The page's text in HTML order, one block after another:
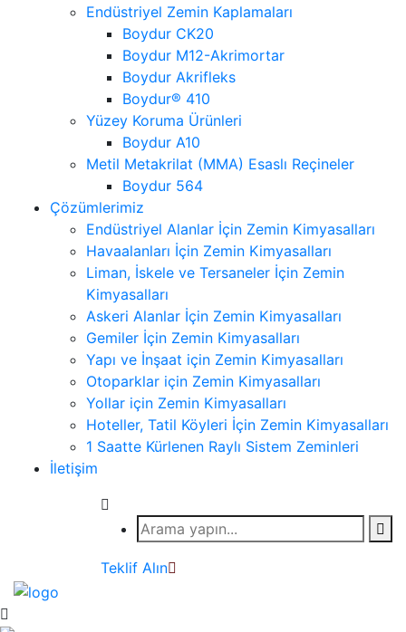
Endüstriyel Zemin Kaplamaları
Boydur CK20
Boydur M12-Akrimortar
Boydur Akrifleks
Boydur® 410
Yüzey Koruma Ürünleri
Boydur A10
Metil Metakrilat (MMA) Esaslı Reçineler
Boydur 564
Çözümlerimiz
Endüstriyel Alanlar İçin Zemin Kimyasalları
Havaalanları İçin Zemin Kimyasalları
Liman, İskele ve Tersaneler İçin Zemin
Kimyasalları
Askeri Alanlar İçin Zemin Kimyasalları
Gemiler İçin Zemin Kimyasalları
Yapı ve İnşaat için Zemin Kimyasalları
Otoparklar için Zemin Kimyasalları
Yollar için Zemin Kimyasalları
Hoteller, Tatil Köyleri İçin Zemin Kimyasalları
1 Saatte Kürlenen Raylı Sistem Zeminleri
İletişim
Teklif Alın